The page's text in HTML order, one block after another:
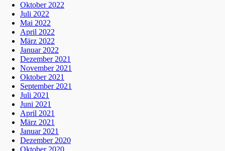
Oktober 2022
Juli 2022
Mai 2022
April 2022
März 2022
Januar 2022
Dezember 2021
November 2021
Oktober 2021
September 2021
Juli 2021
Juni 2021
April 2021
März 2021
Januar 2021
Dezember 2020
Oktober 2020